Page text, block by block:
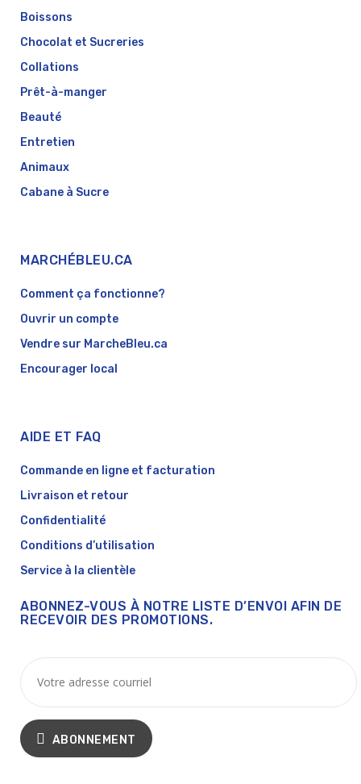
Boissons
Chocolat et Sucreries
Collations
Prêt-à-manger
Beauté
Entretien
Animaux
Cabane à Sucre
MARCHÉBLEU.CA
Comment ça fonctionne?
Ouvrir un compte
Vendre sur MarcheBleu.ca
Encourager local
AIDE ET FAQ
Commande en ligne et facturation
Livraison et retour
Confidentialité
Conditions d’utilisation
Service à la clientèle
ABONNEZ-VOUS À NOTRE LISTE D’ENVOI AFIN DE
RECEVOIR DES PROMOTIONS.
ABONNEMENT